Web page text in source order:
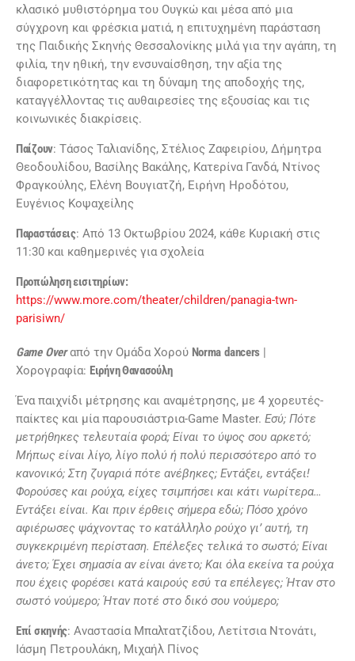
κλασικό μυθιστόρημα του Ουγκώ και μέσα από μια
σύγχρονη και φρέσκια ματιά, η επιτυχημένη παράσταση
της Παιδικής Σκηνής Θεσσαλονίκης μιλά για την αγάπη, τη
φιλία, την ηθική, την ενσυναίσθηση, την αξία της
διαφορετικότητας και τη δύναμη της αποδοχής της,
καταγγέλλοντας τις αυθαιρεσίες της εξουσίας και τις
κοινωνικές διακρίσεις.
Παίζουν: Τάσος Ταλιανίδης, Στέλιος Ζαφειρίου, Δήμητρα
Θεοδουλίδου, Βασίλης Βακάλης, Κατερίνα Γανδά, Ντίνος
Φραγκούλης, Ελένη Βουγιατζή, Ειρήνη Ηροδότου,
Ευγένιος Κοψαχείλης
Παραστάσεις: Από 13 Οκτωβρίου 2024, κάθε Κυριακή στις
11:30 και καθημερινές για σχολεία
Προπώληση εισιτηρίων:
https://www.more.com/theater/children/panagia-twn-
parisiwn/
Game Overαπό την Ομάδα Χορού Norma dancers
Χορογραφία: Ειρήνη Θανασούλη
Ένα παιχνίδι μέτρησης και αναμέτρησης, με 4 χορευτές-
παίκτες και μία παρουσιάστρια-Game Master. Εσύ; Πότε
μετρήθηκες τελευταία φορά; Είναι το ύψος σου αρκετό;
Μήπως είναι λίγο, λίγο πολύ ή πολύ περισσότερο από το
κανονικό; Στη ζυγαριά πότε ανέβηκες; Εντάξει, εντάξει!
Φορούσες και ρούχα, είχες τσιμπήσει και κάτι νωρίτερα…
Εντάξει είναι. Και πριν έρθεις σήμερα εδώ; Πόσο χρόνο
αφιέρωσες ψάχνοντας το κατάλληλο ρούχο γι’ αυτή, τη
συγκεκριμένη περίσταση. Επέλεξες τελικά το σωστό; Είναι
άνετο; Έχει σημασία αν είναι άνετο; Και όλα εκείνα τα ρούχα
που έχεις φορέσει κατά καιρούς εσύ τα επέλεγες; Ήταν στο
σωστό νούμερο; Ήταν ποτέ στο δικό σου νούμερο;
Επί σκηνής: Αναστασία Μπαλτατζίδου, Λετίτσια Ντονάτι,
Ιάσμη Πετρουλάκη, Μιχαήλ Πίνος